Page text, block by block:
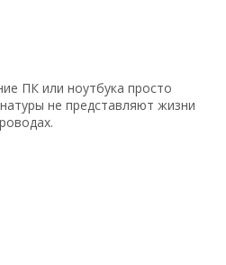
ПК или ноутбука просто
не представляют жизни